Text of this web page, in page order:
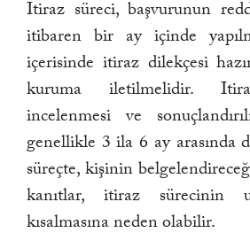
Itiraz süreci, başvurunun
itibaren bir ay içinde
içerisinde itiraz dilekçesi
kuruma iletilmelidir.
incelenmesi ve
genellikle 3 ila 6 ay arasında
süreçte, kişinin
kanıtlar, itiraz sürecinin
kısalmasına neden olabilir.